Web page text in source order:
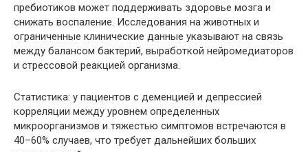
пребиотиков может поддерживать здоровье мозга и
снижать воспаление. Исследования на животных и
ограниченные клинические данные указывают на связь
между балансом бактерий, выработкой нейромедиаторов
и стрессовой реакцией организма.
Статистика: у пациентов с деменцией и депрессией
корреляции между уровнем определенных
микроорганизмов и тяжестью симптомов встречаются в
40–60% случаев, что требует дальнейших больших